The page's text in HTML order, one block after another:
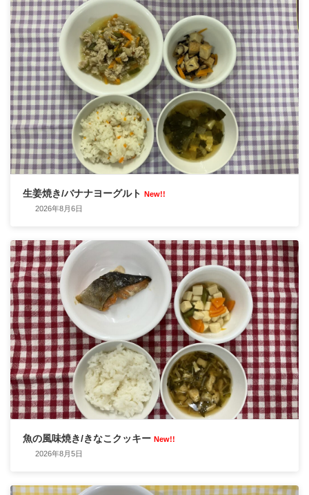
生姜焼き/バナナヨーグルト New!!
2026年8月6日
魚の風味焼き/きなこクッキー New!!
2026年8月5日